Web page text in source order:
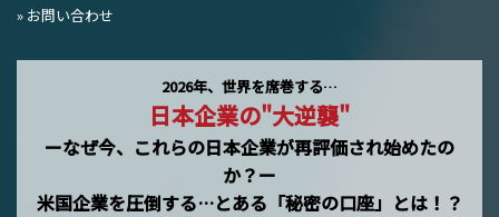
» お問い合わせ
2026年、世界を席巻する…
日本企業の"大逆襲"
ーなぜ今、これらの日本企業が再評価され始めたの
か？ー
米国企業を圧倒する…とある「秘密の口座」とは！？